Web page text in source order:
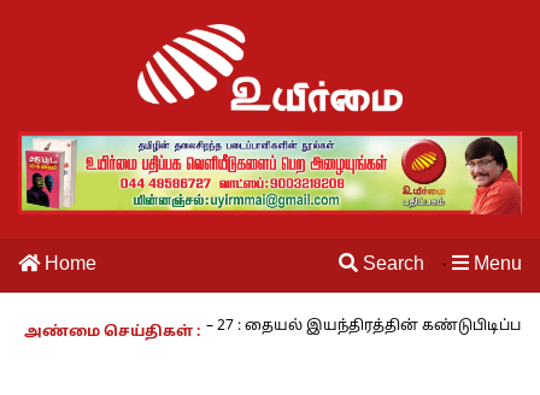
Home Search · Menu
அண்மை செய்திகள் :
காலம் – 27 : தையல் இயந்திரத்தின் கண்டுபிடிப்பாளர் யார்? -